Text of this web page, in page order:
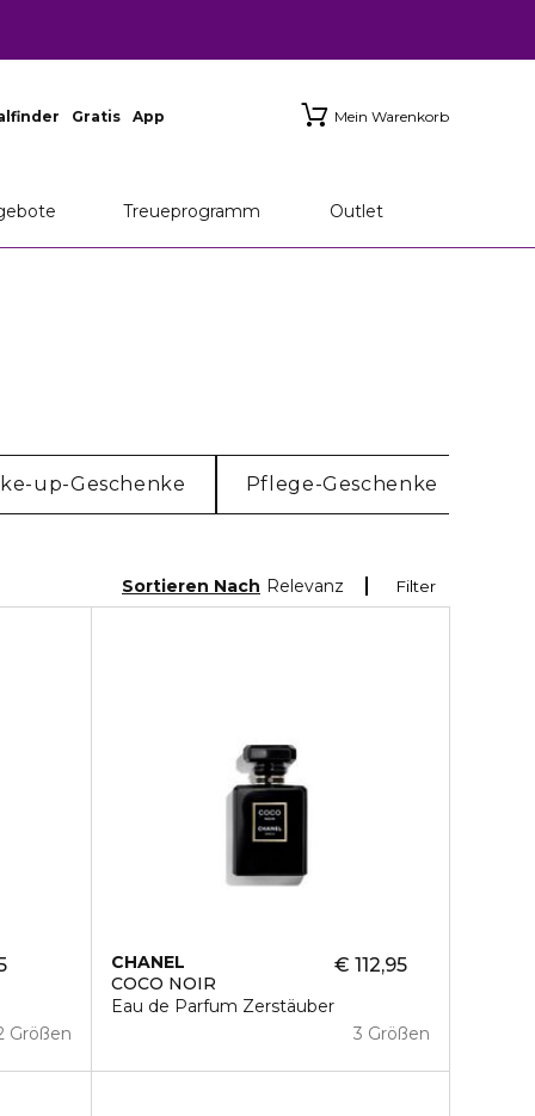
Gratis App Mein Warenkorb
Treueprogramm Outlet
up-Geschenke Pflege-Geschenke
Filter
Sortieren Nach Relevanz
Größen
CHANEL
COCO NOIR
Eau de Parfum Zerstäuber
€ 112,95
3 Größen